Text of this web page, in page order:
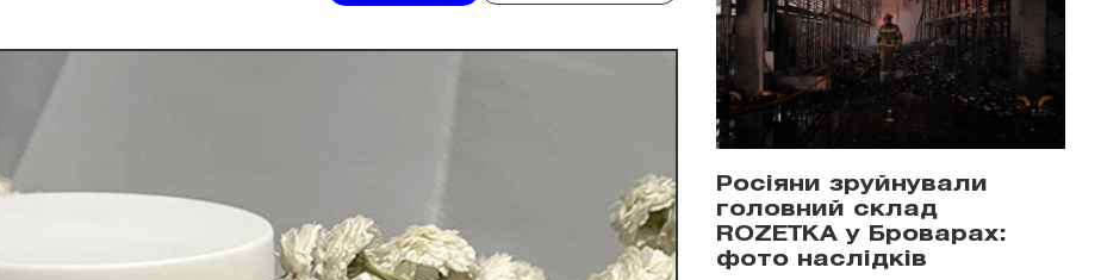
Росіяни зруйнували
головний склад
ROZETKA у Броварах:
фото наслідків